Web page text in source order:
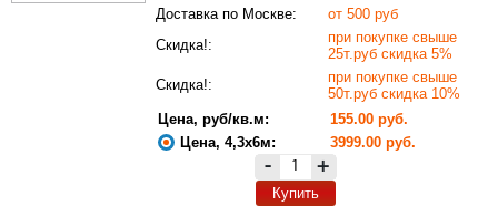
Доставка по Москве:
от 500 руб
Скидка!:
при покупке свыше
25т.руб скидка 5%
Скидка!:
при покупке свыше
50т.руб скидка 10%
Цена, руб/кв.м:
155.00 руб.
Цена, 4,3х6м:
3999.00 руб.
- +
Купить